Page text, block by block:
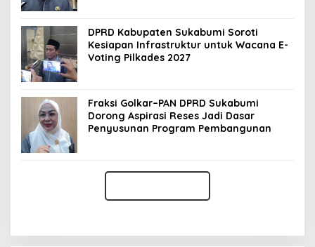
DPRD Kabupaten Sukabumi Soroti
Kesiapan Infrastruktur untuk Wacana E-
Voting Pilkades 2027
Fraksi Golkar–PAN DPRD Sukabumi
Dorong Aspirasi Reses Jadi Dasar
Penyusunan Program Pembangunan